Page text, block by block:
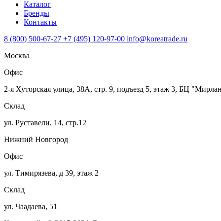
Каталог
Бренды
Контакты
8 (800) 500-67-27 +7 (495) 120-97-00 info@koreatrade.ru
Москва
Офис
2-я Хуторская улица, 38А, стр. 9, подъезд 5, этаж 3, БЦ
Склад
ул. Руставели, 14, стр.12
Нижний Новгород
Офис
ул. Тимирязева, д 39, этаж 2
Склад
ул. Чаадаева, 51